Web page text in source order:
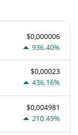
$0,000006
936.40%
$0,00023
436.16%
$0,004981
210.49%